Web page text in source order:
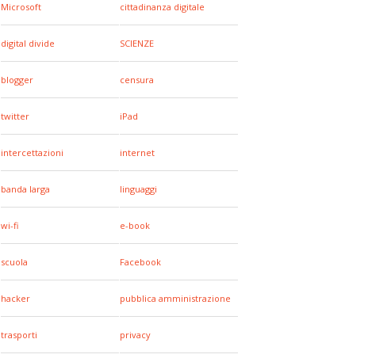
Microsoft cittadinanza digitale
digital divide SCIENZE
blogger censura
twitter iPad
intercettazioni internet
banda larga linguaggi
wi-fi e-book
scuola Facebook
hacker pubblica amministrazione
trasporti privacy